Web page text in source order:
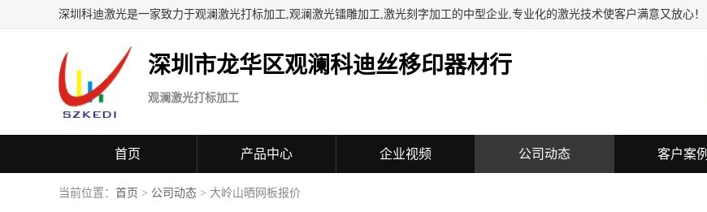
深圳科迪激光是一家致力于观澜激光打标加工,观澜激光镭雕加工,激光刻字加工的中型企业,专业化的激光技术使客户满意又放心！
深圳市龙华区观澜科迪丝移印器材行
观澜激光打标加工
首页 产品中心 企业视频 公司动态 客户案例
当前位置： 首页 > 公司动态 > 大岭山晒网板报价